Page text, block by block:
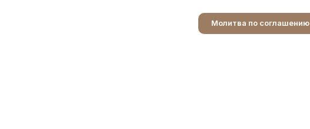
Молитва по соглашению